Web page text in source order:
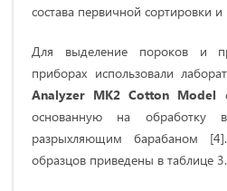
состава первичной сортировки
Для выделение пороков и
приборах использовали
Analyzer MK2 Cotton Model
основанную на обработку
разрыхляющим барабаном [4].
образцов приведены в таблице 3.